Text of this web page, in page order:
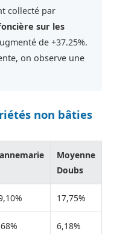
collecté par
sur les
de +37.25%.
on observe une
non bâties
Moyenne
Doubs
17,75%
6,18%